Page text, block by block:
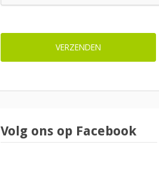
Volg ons op Facebook